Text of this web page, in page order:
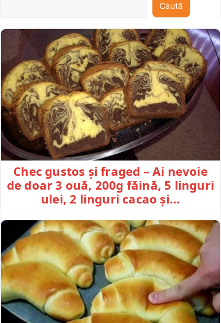
Caută
Chec gustos și fraged – Ai nevoie
de doar 3 ouă, 200g făină, 5 linguri
ulei, 2 linguri cacao și…